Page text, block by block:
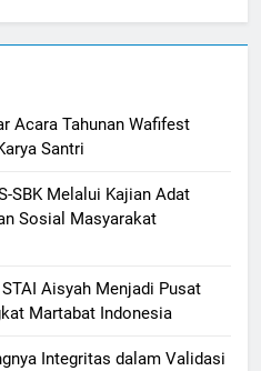
Acara Tahunan Wafifest
Santri
SBK Melalui Kajian Adat
Sosial Masyarakat
Aisyah Menjadi Pusat
Martabat Indonesia
Integritas dalam Validasi